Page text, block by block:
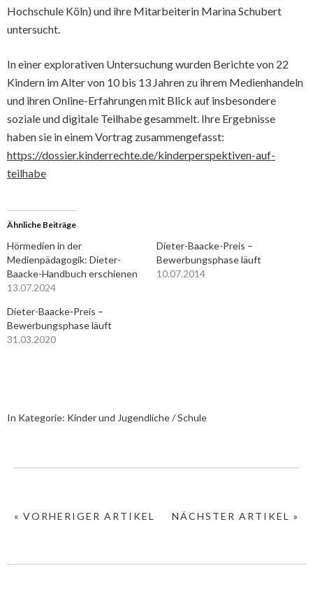
Hochschule Köln) und ihre Mitarbeiterin Marina Schubert
untersucht.
In einer explorativen Untersuchung wurden Berichte von 22
Kindern im Alter von 10 bis 13 Jahren zu ihrem Medienhandeln
und ihren Online-Erfahrungen mit Blick auf insbesondere
soziale und digitale Teilhabe gesammelt. Ihre Ergebnisse
haben sie in einem Vortrag zusammengefasst:
https://dossier.kinderrechte.de/kinderperspektiven-auf-
teilhabe
Ähnliche Beiträge
Hörmedien in der
Medienpädagogik: Dieter-
Baacke-Handbuch erschienen
13.07.2024
Dieter-Baacke-Preis –
Bewerbungsphase läuft
10.07.2014
Dieter-Baacke-Preis –
Bewerbungsphase läuft
31.03.2020
In Kategorie: Kinder und Jugendliche / Schule
NÄCHSTER ARTIKEL »
« VORHERIGER ARTIKEL